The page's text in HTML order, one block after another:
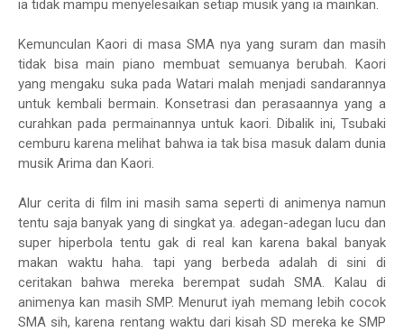
ia tidak mampu menyelesaikan setiap musik yang ia mainkan.
Kemunculan Kaori di masa SMA nya yang suram dan masih
tidak bisa main piano membuat semuanya berubah. Kaori
yang mengaku suka pada Watari malah menjadi sandarannya
untuk kembali bermain. Konsetrasi dan perasaannya yang a
curahkan pada permainannya untuk kaori. Dibalik ini, Tsubaki
cemburu karena melihat bahwa ia tak bisa masuk dalam dunia
musik Arima dan Kaori.
Alur cerita di film ini masih sama seperti di animenya namun
tentu saja banyak yang di singkat ya. adegan-adegan lucu dan
super hiperbola tentu gak di real kan karena bakal banyak
makan waktu haha. tapi yang berbeda adalah di sini di
ceritakan bahwa mereka berempat sudah SMA. Kalau di
animenya kan masih SMP. Menurut iyah memang lebih cocok
SMA sih, karena rentang waktu dari kisah SD mereka ke SMP